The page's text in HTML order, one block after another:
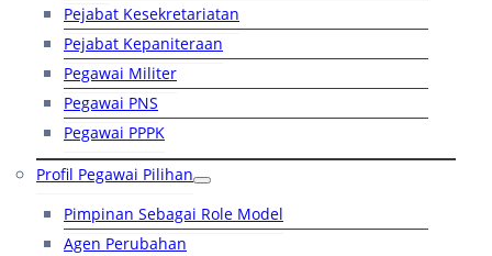
Pejabat Kesekretariatan
Pejabat Kepaniteraan
Pegawai Militer
Pegawai PNS
Pegawai PPPK
Profil Pegawai Pilihan
Pimpinan Sebagai Role Model
Agen Perubahan